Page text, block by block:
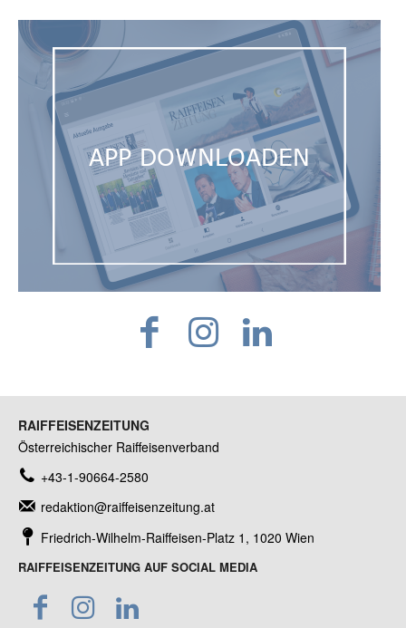
RAIFFEISENZEITUNG
Österreichischer Raiffeisenverband
+43-1-90664-2580
redaktion@raiffeisenzeitung.at
Friedrich-Wilhelm-Raiffeisen-Platz 1, 1020 Wien
RAIFFEISENZEITUNG AUF SOCIAL MEDIA